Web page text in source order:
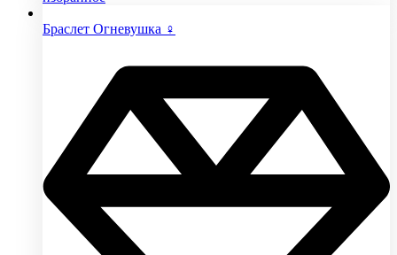
Браслет Огневушка ♀